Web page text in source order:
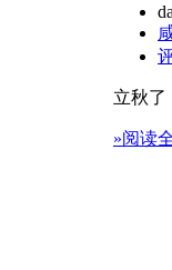
立秋了
»阅读